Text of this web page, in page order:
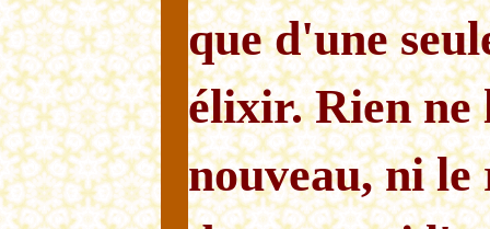
que d'une
élixir. Rien ne
nouveau, ni le